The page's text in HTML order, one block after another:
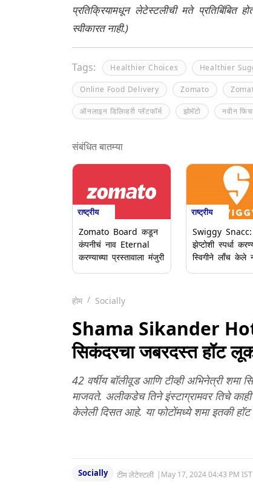
प्रतिक्रियामधून लेटेस्टलीची मते प्रतिबिंबित
स्वीकारत नाही.)
Tags: Healthier Choices Healthier
Online Food Delivery Zomato
ऑनलाइन डिलिव्हरी प्लॅटफॉर्म झोमॅटो नवीन
संबंधित बातम्या
राष्ट्रीय
Zomato Board कडून
कंपनीचं नाव Eternal
करण्याच्या प्रस्तावाला मंजुरी
राष्ट्रीय
Swiggy Snacc:
झेप्टोशी स्पर्धा
स्विगीने लाँच केले
होम Socially
Shama Sikander Hot
सिकंदरचा जबरदस्त हॉट
42 वर्षीय बॉलीवूड आणि टीव्ही अभिनेत्री
माजवते. अलीकडेच तिने इंस्टाग्रामवर तिचे
केलेली दिसत आहे. या फोटोंमध्ये शमा इतकी
Socially टीम लेटेस्टली | May 17, 2024 04:43 PM IST